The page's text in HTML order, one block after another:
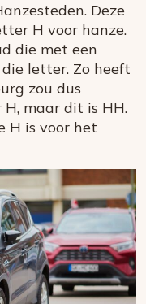
Deze
H voor hanze.
die met een
letter. Zo heeft
zou dus
maar dit is HH.
H is voor het